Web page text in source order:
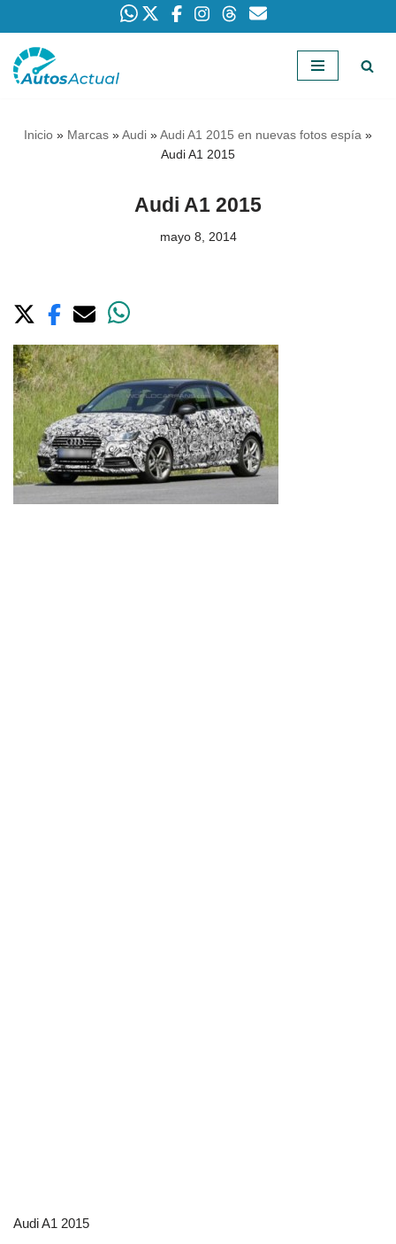
Saltar
Inicio » Marcas »Audi »Audi A1 2015 en nuevas fotos espía »
Audi A1 2015
Audi A1 2015
mayo 8, 2014
Audi A1 2015